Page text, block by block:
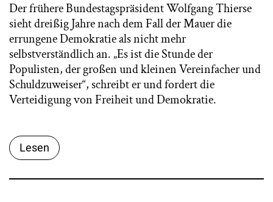
Der frühere Bundestagspräsident Wolfgang Thierse
sieht dreißig Jahre nach dem Fall der Mauer die
errungene Demokratie als nicht mehr
selbstverständlich an. „Es ist die Stunde der
Populisten, der großen und kleinen Vereinfacher und
Schuldzuweiser“, schreibt er und fordert die
Verteidigung von Freiheit und Demokratie.
Lesen